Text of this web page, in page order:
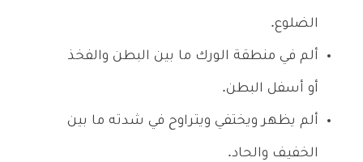
الضلوع.
ألم في منطقة الورك ما بين البطن والفخذ
أو أسفل البطن.
ألم يظهر ويختفي ويتراوح في شدته ما بين
الخفيف والحاد.